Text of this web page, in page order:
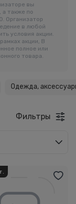
вы
а также по
Организатор
в любой
условия акции.
акции, В
полное или
товара.
Одежда,
Фильтры